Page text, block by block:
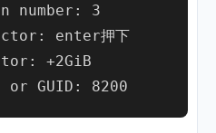
number: 3
enter押下
+2GiB